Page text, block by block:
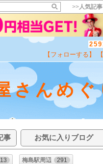
>>人気記
【フォローする】
さんめぐ
事 お気に入りブログ
梅島駅周辺 291